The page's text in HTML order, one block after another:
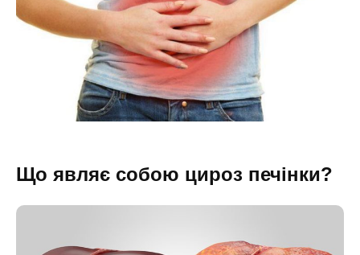
Що являє собою цироз печінки?